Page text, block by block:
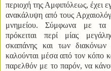
περιοχή της Αμφιπόλεως, έχει
ανακάλυψη από τους
μνημείου. Σύμφωνα με τα
πρόκειται περί μίας
σκαπάνης και των
καλούνται μέσα από τον κόπο
παρελθόν με το παρόν, να